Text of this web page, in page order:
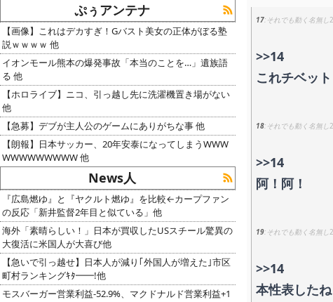
17 それでも動く名無し
>>14
これチベット
18 それでも動く名無し
>>14
阿！阿！
19 それでも動く名無し
>>14
本性表したね
ぷぅアンテナ
【画像】これはデカすぎ！Gバスト美女の正体がぼる塾
説ｗｗｗｗ 他
イオンモール熊本の爆発事故「本当のことを…」遺族語
る 他
【ホロライブ】ニコ、引っ越し先に洗濯機置き場がない
他
【急募】デブが主人公のゲームにありがちな事 他
【朗報】日本サッカー、20年安泰になってしまうWWW
WWWWWWWWW 他
News人
『広島燃ゆ』と『ヤクルト燃ゆ』を比較←カープファン
の反応「新井監督2年目と似ている」他
海外「素晴らしい！」日本が買収したUSスチール驚異の
大復活に米国人が大喜び他
【急いで引っ越せ】日本人が減り｢外国人が増えた｣市区
町村ランキングｷﾀ━━!他
モスバーガー営業利益-52.9%、マクドナルド営業利益+1